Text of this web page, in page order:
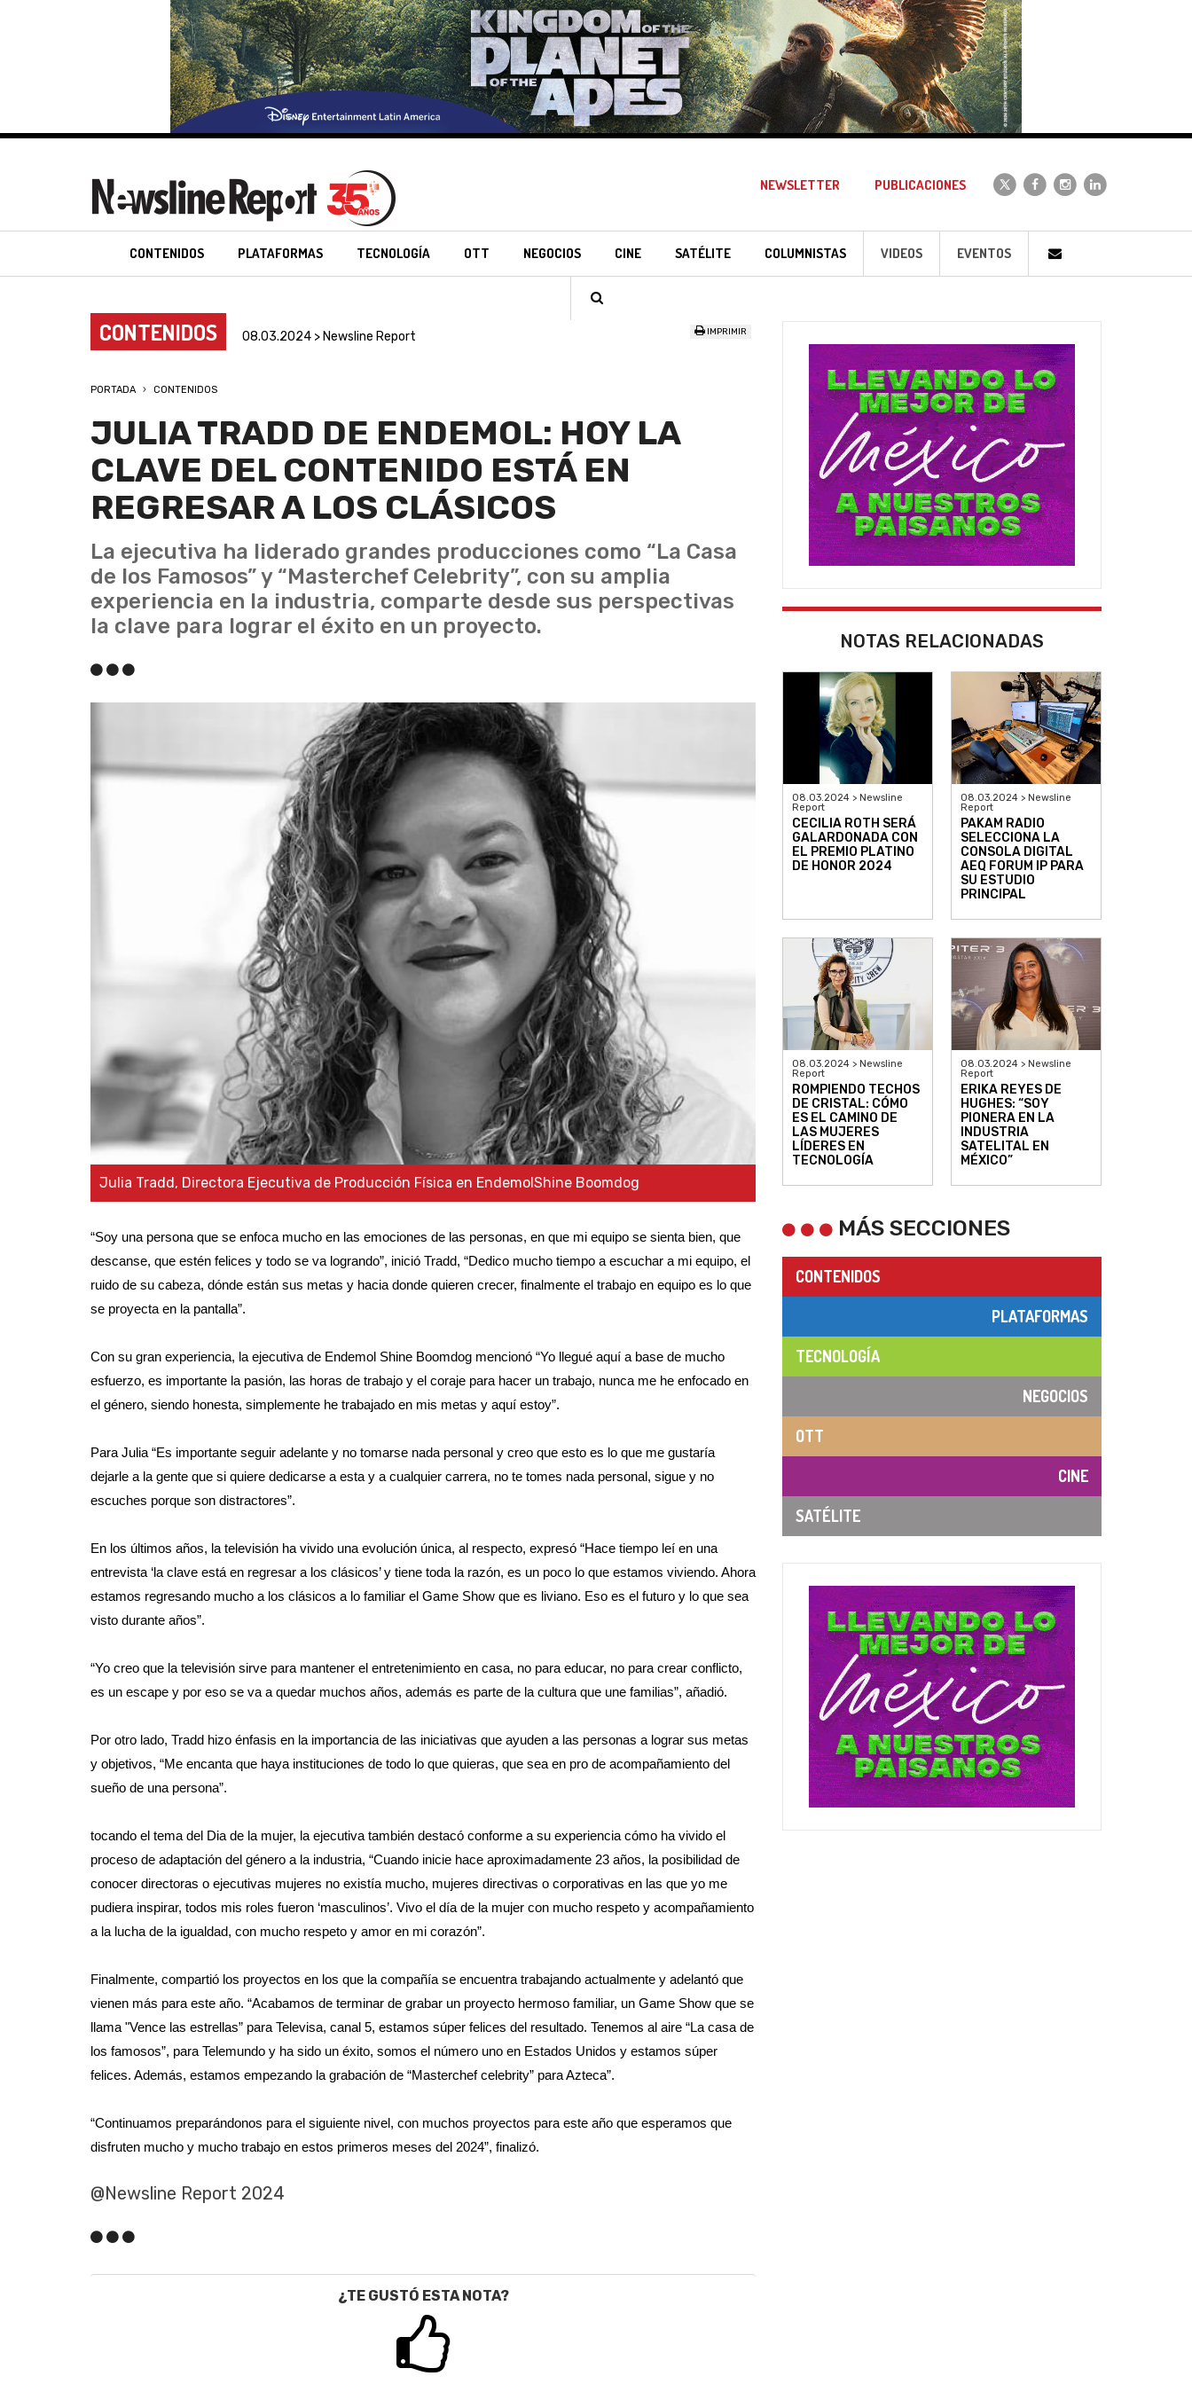
NEWSLETTER PUBLICACIONES
CONTENIDOS PLATAFORMAS TECNOLOGÍA OTT NEGOCIOS CINE SATÉLITE COLUMNISTAS VIDEOS EVENTOS
CONTENIDOS 08.03.2024 > Newsline Report IMPRIMIR
PORTADA CONTENIDOS
JULIA TRADD DE ENDEMOL: HOY LA
CLAVE DEL CONTENIDO ESTÁ EN
REGRESAR A LOS CLÁSICOS
La ejecutiva ha liderado grandes producciones como “La Casa
de los Famosos” y “Masterchef Celebrity”, con su amplia
experiencia en la industria, comparte desde sus perspectivas
la clave para lograr el éxito en un proyecto.
Julia Tradd, Directora Ejecutiva de Producción Física en EndemolShine Boomdog
“Soy una persona que se enfoca mucho en las emociones de las personas, en que mi equipo se sienta bien, que
descanse, que estén felices y todo se va logrando”, inició Tradd, “Dedico mucho tiempo a escuchar a mi equipo, el
ruido de su cabeza, dónde están sus metas y hacia donde quieren crecer, finalmente el trabajo en equipo es lo que
se proyecta en la pantalla”.
Con su gran experiencia, la ejecutiva de Endemol Shine Boomdog mencionó “Yo llegué aquí a base de mucho
esfuerzo, es importante la pasión, las horas de trabajo y el coraje para hacer un trabajo, nunca me he enfocado en
el género, siendo honesta, simplemente he trabajado en mis metas y aquí estoy”.
Para Julia “Es importante seguir adelante y no tomarse nada personal y creo que esto es lo que me gustaría
dejarle a la gente que si quiere dedicarse a esta y a cualquier carrera, no te tomes nada personal, sigue y no
escuches porque son distractores”.
En los últimos años, la televisión ha vivido una evolución única, al respecto, expresó “Hace tiempo leí en una
entrevista ‘la clave está en regresar a los clásicos’ y tiene toda la razón, es un poco lo que estamos viviendo. Ahora
estamos regresando mucho a los clásicos a lo familiar el Game Show que es liviano. Eso es el futuro y lo que sea
visto durante años”.
“Yo creo que la televisión sirve para mantener el entretenimiento en casa, no para educar, no para crear conflicto,
es un escape y por eso se va a quedar muchos años, además es parte de la cultura que une familias”, añadió.
Por otro lado, Tradd hizo énfasis en la importancia de las iniciativas que ayuden a las personas a lograr sus metas
y objetivos, “Me encanta que haya instituciones de todo lo que quieras, que sea en pro de acompañamiento del
sueño de una persona”.
tocando el tema del Dia de la mujer, la ejecutiva también destacó conforme a su experiencia cómo ha vivido el
proceso de adaptación del género a la industria, “Cuando inicie hace aproximadamente 23 años, la posibilidad de
conocer directoras o ejecutivas mujeres no existía mucho, mujeres directivas o corporativas en las que yo me
pudiera inspirar, todos mis roles fueron ‘masculinos’. Vivo el día de la mujer con mucho respeto y acompañamiento
a la lucha de la igualdad, con mucho respeto y amor en mi corazón”.
Finalmente, compartió los proyectos en los que la compañía se encuentra trabajando actualmente y adelantó que
vienen más para este año. “Acabamos de terminar de grabar un proyecto hermoso familiar, un Game Show que se
llama "Vence las estrellas” para Televisa, canal 5, estamos súper felices del resultado. Tenemos al aire “La casa de
los famosos”, para Telemundo y ha sido un éxito, somos el número uno en Estados Unidos y estamos súper
felices. Además, estamos empezando la grabación de “Masterchef celebrity” para Azteca”.
“Continuamos preparándonos para el siguiente nivel, con muchos proyectos para este año que esperamos que
disfruten mucho y mucho trabajo en estos primeros meses del 2024”, finalizó.
@Newsline Report 2024
¿TE GUSTÓ ESTA NOTA?
NOTAS RELACIONADAS
08.03.2024 > Newsline
Report
CECILIA ROTH SERÁ
GALARDONADA CON
EL PREMIO PLATINO
DE HONOR 2024
08.03.2024 > Newsline
Report
PAKAM RADIO
SELECCIONA LA
CONSOLA DIGITAL
AEQ FORUM IP PARA
SU ESTUDIO
PRINCIPAL
08.03.2024 > Newsline
Report
ROMPIENDO TECHOS
DE CRISTAL: CÓMO
ES EL CAMINO DE
LAS MUJERES
LÍDERES EN
TECNOLOGÍA
08.03.2024 > Newsline
Report
ERIKA REYES DE
HUGHES: “SOY
PIONERA EN LA
INDUSTRIA
SATELITAL EN
MÉXICO”
MÁS SECCIONES
CONTENIDOS
PLATAFORMAS
TECNOLOGÍA
NEGOCIOS
OTT
CINE
SATÉLITE